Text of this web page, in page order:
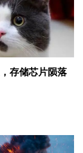
存储芯片陨落